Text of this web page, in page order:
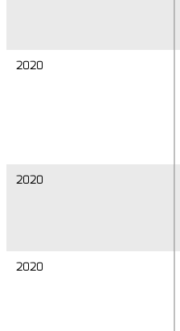
2020
2020
2020
2020
2020
2020